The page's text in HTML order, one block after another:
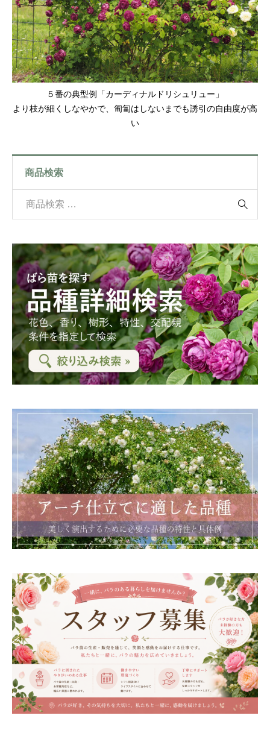
５番の典型例「カーディナルドリシュリュー」
より枝が細くしなやかで、匍匐はしないまでも誘引の自由度が高
い
商品検索
象
:
